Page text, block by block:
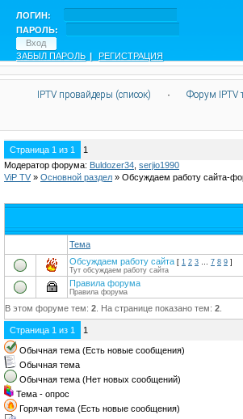
ЛОГИН:
ПАРОЛЬ:
ЗАБЫЛ ПАРОЛЬ | РЕГИСТРАЦИЯ
IPTV провайдеры (список) · Форум IPTV
Страница 1 из 1
1
Модератор форума: Buldozer34 serjio1990
ViP TV » Oсновной раздел » Обсуждаем работу сайта-
Тема
Обсуждаем работу сайта [ 1 2 3 … 7 8 9 ]
Тут обсуждаем работу сайта
Правила форума
Правила форума
В этом форуме тем: 2 . На странице показано тем: 2
Страница 1 из 1 1
Обычная тема (Есть новые сообщения)
Обычная тема
Обычная тема (Нет новых сообщений)
Тема - опрос
Горячая тема (Есть новые сообщения)